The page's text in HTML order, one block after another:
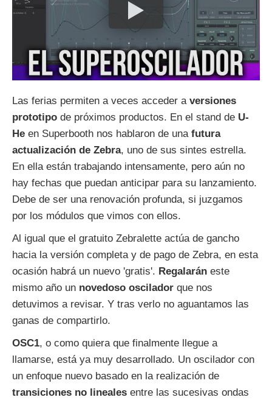
Las ferias permiten a veces acceder a versiones
prototipo de próximos productos. En el stand de U-
He en Superbooth nos hablaron de una futura
actualización de Zebra, uno de sus sintes estrella.
En ella están trabajando intensamente, pero aún no
hay fechas que puedan anticipar para su lanzamiento.
Debe de ser una renovación profunda, si juzgamos
por los módulos que vimos con ellos.
Al igual que el gratuito Zebralette actúa de gancho
hacia la versión completa y de pago de Zebra, en esta
ocasión habrá un nuevo 'gratis'. Regalarán este
mismo año un novedoso oscilador que nos
detuvimos a revisar. Y tras verlo no aguantamos las
ganas de compartirlo.
OSC1, o como quiera que finalmente llegue a
llamarse, está ya muy desarrollado. Un oscilador con
un enfoque nuevo basado en la realización de
transiciones no lineales entre las sucesivas ondas